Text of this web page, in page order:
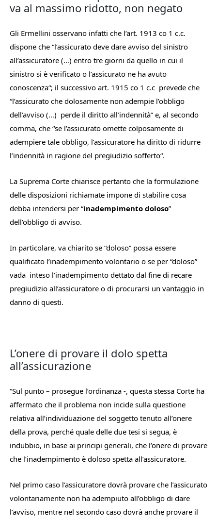
va al massimo ridotto, non negato
Gli Ermellini osservano infatti che l’art. 1913 co 1 c.c.
dispone che “l’assicurato deve dare avviso del sinistro
all’assicuratore (…) entro tre giorni da quello in cui il
sinistro si è verificato o l’assicurato ne ha avuto
conoscenza“; il successivo art. 1915 co 1 c.c prevede che
“l’assicurato che dolosamente non adempie l’obbligo
dell’avviso (…) perde il diritto all’indennità” e, al secondo
comma, che “se l’assicurato omette colposamente di
adempiere tale obbligo, l’assicuratore ha diritto di ridurre
l’indennità in ragione del pregiudizio sofferto“.
La Suprema Corte chiarisce pertanto che la formulazione
delle disposizioni richiamate impone di stabilire cosa
debba intendersi per “inadempimento doloso”
dell’obbligo di avviso.
In particolare, va chiarito se “doloso” possa essere
qualificato l’inadempimento volontario o se per “doloso”
vada inteso l’inadempimento dettato dal fine di recare
pregiudizio all’assicuratore o di procurarsi un vantaggio in
danno di questi.
L’onere di provare il dolo spetta
all’assicurazione
“Sul punto – prosegue l’ordinanza -, questa stessa Corte ha
affermato che il problema non incide sulla questione
relativa all’individuazione del soggetto tenuto all’onere
della prova, perché quale delle due tesi si segua, è
indubbio, in base ai principi generali, che l’onere di provare
che l’inadempimento è doloso spetta all’assicuratore.
Nel primo caso l’assicuratore dovrà provare che l’assicurato
volontariamente non ha adempiuto all’obbligo di dare
l’avviso, mentre nel secondo caso dovrà anche provare il